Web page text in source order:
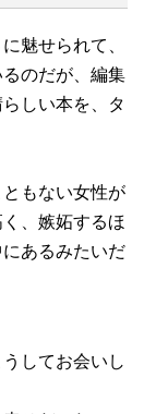
魅せられて、
のだが、編集
しい本を、タ
もない女性が
、嫉妬するほ
あるみたいだ
してお会いし